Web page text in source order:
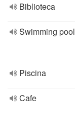
Biblioteca
Swimming pool
Piscina
Cafe